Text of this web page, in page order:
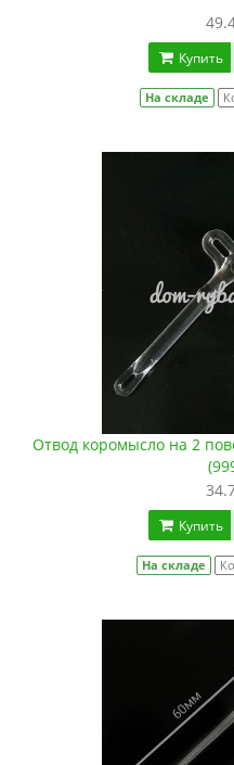
Купить
На складе
Отвод коромысло на 2
Купить
На складе